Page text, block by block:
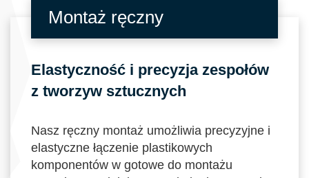
Montaż ręczny
Elastyczność i precyzja zespołów
z tworzyw sztucznych
Nasz ręczny montaż umożliwia precyzyjne i
elastyczne łączenie plastikowych
komponentów w gotowe do montażu